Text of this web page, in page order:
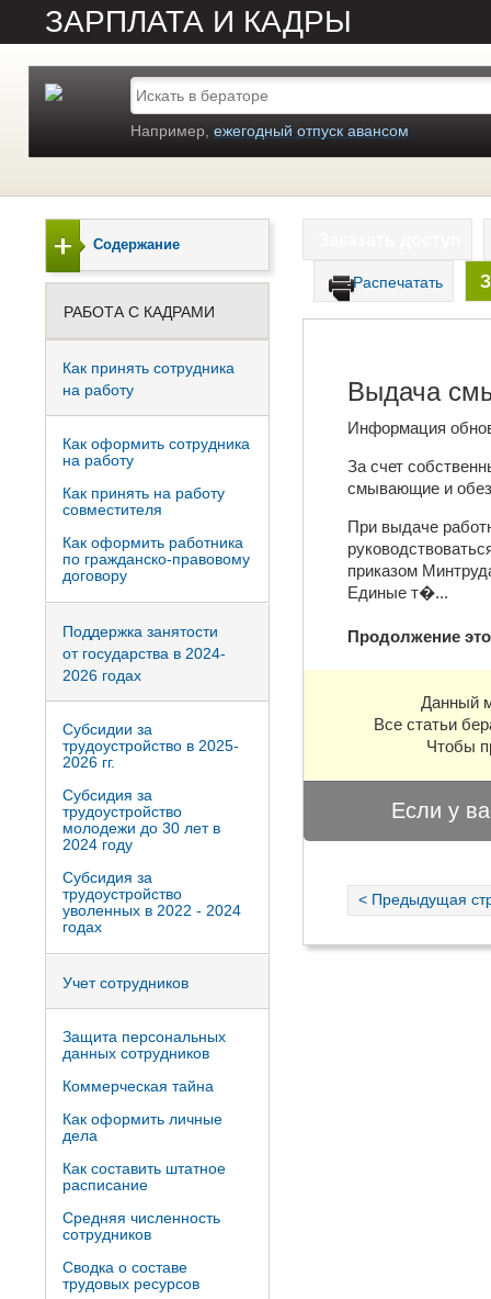
ЗАРПЛАТА И КАДРЫ
Например, ежегодный отпуск авансом
Распечатать
Выдача
Информация
За счет
смывающие и
При выдаче
приказом
Единые т�...
Продолжение
Данный
Все статьи
Чтобы
Если у
< Предыдущая
Содержание
РАБОТА С КАДРАМИ
Как принять сотрудника
на работу
Как оформить сотрудника
на работу
Как принять на работу
совместителя
Как оформить работника
по гражданско-правовому
договору
Поддержка занятости
от государства в 2024-
2026 годах
Субсидии за
трудоустройство в 2025-
2026 гг.
Субсидия за
трудоустройство
молодежи до 30 лет в
2024 году
Субсидия за
трудоустройство
уволенных в 2022 - 2024
годах
Учет сотрудников
Защита персональных
данных сотрудников
Коммерческая тайна
Как оформить личные
дела
Как составить штатное
расписание
Средняя численность
сотрудников
Сводка о составе
трудовых ресурсов